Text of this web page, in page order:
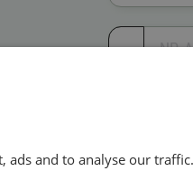
ads and to analyse our